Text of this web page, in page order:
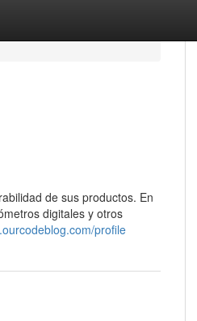
de sus productos. En
digitales y otros
profile